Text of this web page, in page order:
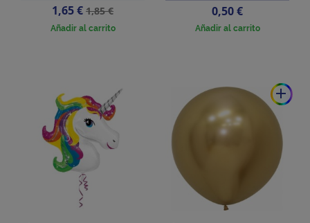
Precio
1,65 €Precio
base
1,85 €
Añadir al carrito
Precio
0,50 €
Añadir al carrito
add